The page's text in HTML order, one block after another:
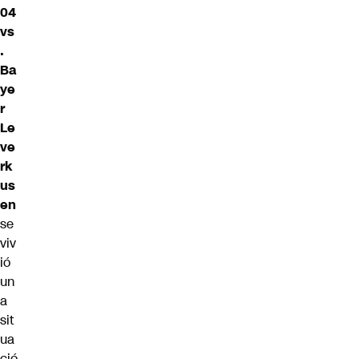
04
vs
.
Ba
ye
r
Le
ve
rk
us
en
se
viv
ió
un
a
sit
ua